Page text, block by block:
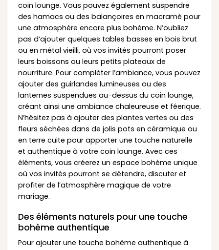
coin lounge. Vous pouvez également suspendre
des hamacs ou des balançoires en macramé pour
une atmosphère encore plus bohème. N’oubliez
pas d’ajouter quelques tables basses en bois brut
ou en métal vieilli, où vos invités pourront poser
leurs boissons ou leurs petits plateaux de
nourriture. Pour compléter l’ambiance, vous pouvez
ajouter des guirlandes lumineuses ou des
lanternes suspendues au-dessus du coin lounge,
créant ainsi une ambiance chaleureuse et féerique.
N’hésitez pas à ajouter des plantes vertes ou des
fleurs séchées dans de jolis pots en céramique ou
en terre cuite pour apporter une touche naturelle
et authentique à votre coin lounge. Avec ces
éléments, vous créerez un espace bohème unique
où vos invités pourront se détendre, discuter et
profiter de l’atmosphère magique de votre
mariage.
Des éléments naturels pour une touche
bohème authentique
Pour ajouter une touche bohème authentique à